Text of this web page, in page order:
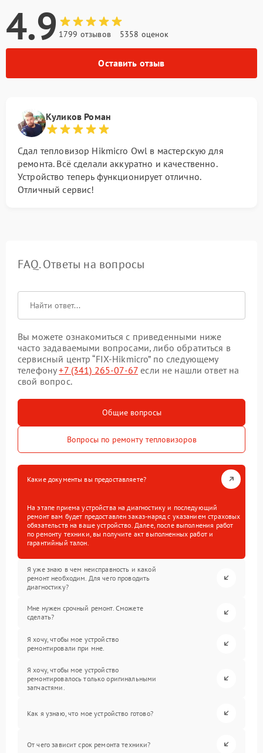
4.9 1799 отзывов 5358 оценок
Оставить отзыв
Куликов Роман
Сдал тепловизор Hikmicro Owl в мастерскую для
ремонта. Всё сделали аккуратно и качественно.
Устройство теперь функционирует отлично.
Отличный сервис!
FAQ. Ответы на вопросы
Вы можете ознакомиться с приведенными ниже
часто задаваемыми вопросами, либо обратиться в
сервисный центр “FIX-Hikmicro” по следующему
телефону+7 (341) 265-07-67 если не нашли ответ на
свой вопрос.
Общие вопросы
Вопросы по ремонту тепловизоров
Какие документы вы предоставляете?
На этапе приема устройства на диагностику и последующий
ремонт вам будет предоставлен заказ-наряд с указанием страховых
обязательств на ваше устройство. Далее, после выполнения работ
по ремонту техники, вы получите акт выполненных работ и
гарантийный талон.
Я уже знаю в чем неисправность и какой
ремонт необходим. Для чего проводить
диагностику?
Мне нужен срочный ремонт. Сможете
сделать?
Я хочу, чтобы мое устройство
ремонтировали при мне.
Я хочу, чтобы мое устройство
ремонтировалось только оригинальными
запчастями.
Как я узнаю, что мое устройство готово?
От чего зависит срок ремонта техники?